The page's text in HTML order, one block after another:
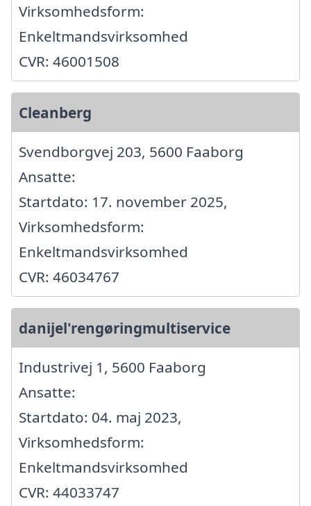
Virksomhedsform:
Enkeltmandsvirksomhed
CVR: 46001508
Cleanberg
Svendborgvej 203, 5600 Faaborg
Ansatte:
Startdato: 17. november 2025,
Virksomhedsform:
Enkeltmandsvirksomhed
CVR: 46034767
danijel'rengøringmultiservice
Industrivej 1, 5600 Faaborg
Ansatte:
Startdato: 04. maj 2023,
Virksomhedsform:
Enkeltmandsvirksomhed
CVR: 44033747